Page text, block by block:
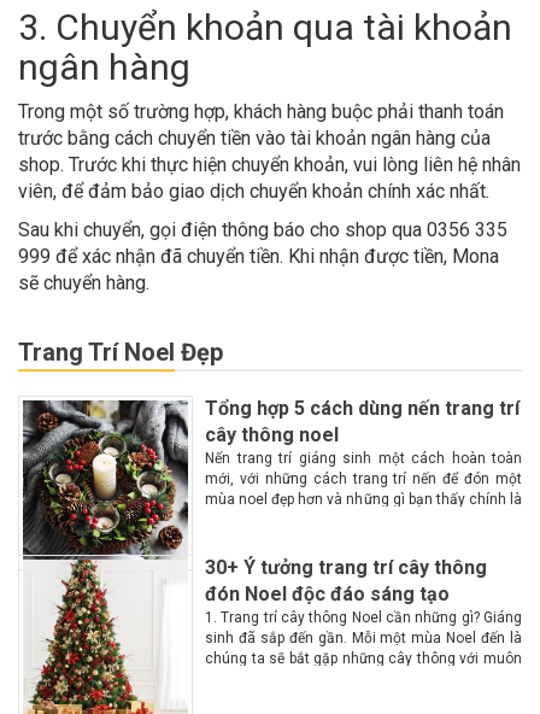
3. Chuyển khoản qua tài khoản
ngân hàng
Trong một số trường hợp, khách hàng buộc phải thanh toán
trước bằng cách chuyển tiền vào tài khoản ngân hàng của
shop. Trước khi thực hiện chuyển khoản, vui lòng liên hệ nhân
viên, để đảm bảo giao dịch chuyển khoản chính xác nhất.
Sau khi chuyển, gọi điện thông báo cho shop qua 0356 335
999 để xác nhận đã chuyển tiền. Khi nhận được tiền, Mona
sẽ chuyển hàng.
Trang Trí Noel Đẹp
Tổng hợp 5 cách dùng nến trang trí
cây thông noel
Nến trang trí giáng sinh một cách hoàn toàn
mới, với những cách trang trí nến để đón một
mùa noel đẹp hơn và những gì bạn thấy chính là
30+ Ý tưởng trang trí cây thông
đón Noel độc đáo sáng tạo
1. Trang trí cây thông Noel cần những gì? Giáng
sinh đã sắp đến gần. Mỗi một mùa Noel đến là
chúng ta sẽ bắt gặp những cây thông với muôn